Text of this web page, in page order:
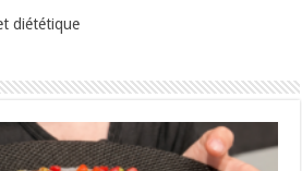
diététique